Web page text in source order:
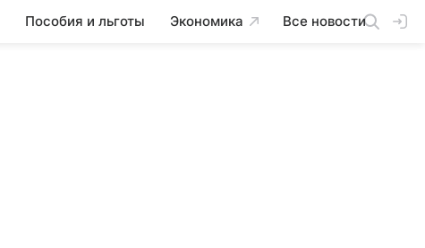
Пособия и льготы Экономика Все новости